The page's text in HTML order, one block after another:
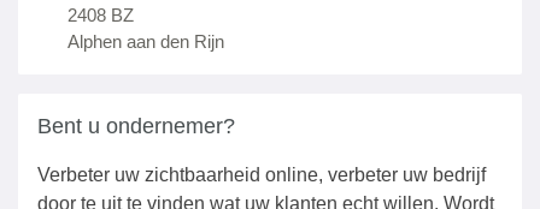
2408 BZ
Alphen aan den Rijn
Bent u ondernemer?
Verbeter uw zichtbaarheid online, verbeter uw bedrijf
door te uit te vinden wat uw klanten echt willen. Wordt